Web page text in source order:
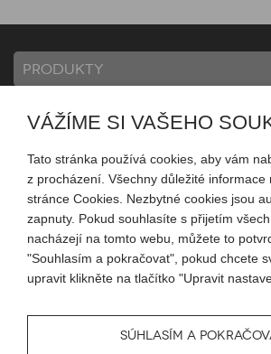
PRODUKTY
INFORMACE
MŮJ ÚČET
SLEDUJTE NÁS
VÁŽÍME SI VAŠEHO
Tato stránka používá cookies, aby vám
z procházení. Všechny důležité informace
stránce Cookies. Nezbytné cookies jsou
zapnuty. Pokud souhlasíte s přijetím
nacházejí na tomto webu, můžete to
"Souhlasím a pokračovat", pokud chcete
upravit klikněte na tlačítko "Upravit
SÚHLASÍM A